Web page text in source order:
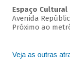
Espaço Cultural
Avenida
Próximo ao
Veja as outras